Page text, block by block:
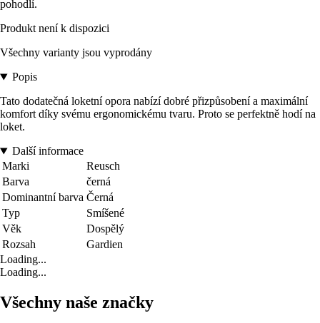
pohodlí.
Produkt není k dispozici
Všechny varianty jsou vyprodány
Popis
Tato dodatečná loketní opora nabízí dobré přizpůsobení a maximální
komfort díky svému ergonomickému tvaru. Proto se perfektně hodí na
loket.
Další informace
Marki
Reusch
Barva
černá
Dominantní barva Černá
Typ
Smíšené
Věk
Dospělý
Rozsah
Gardien
Loading...
Loading...
Všechny naše značky